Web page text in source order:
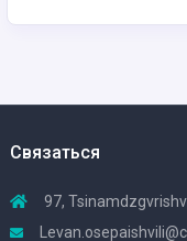
Связаться
97,